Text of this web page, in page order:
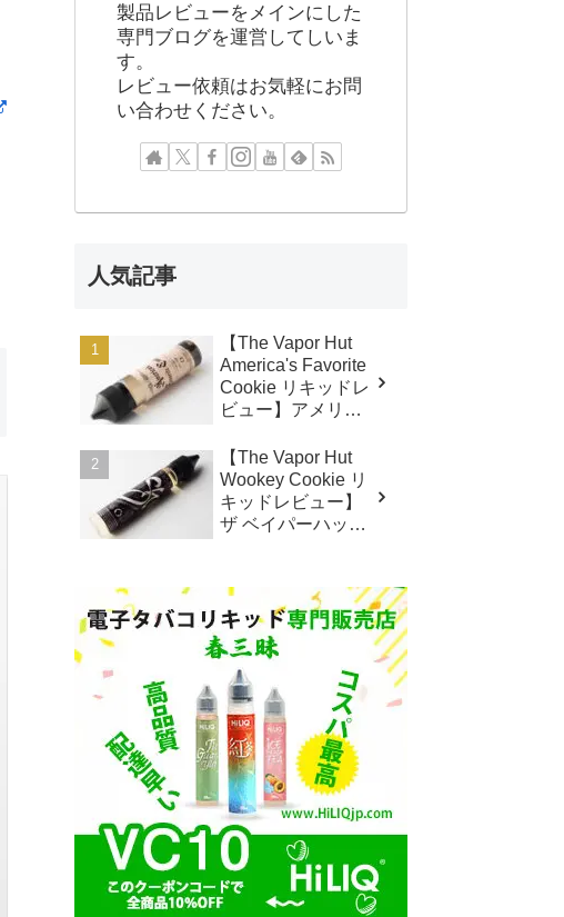
製品レビューをメインにした
専門ブログを運営してしいま
す。
レビュー依頼はお気軽にお問
い合わせください。
人気記事
【The Vapor Hut
America's Favorite
Cookie リキッドレ
ビュー】アメリカ
クッキー
【The Vapor Hut
Wookey Cookie リ
キッドレビュー】
ザ ベイパーハット